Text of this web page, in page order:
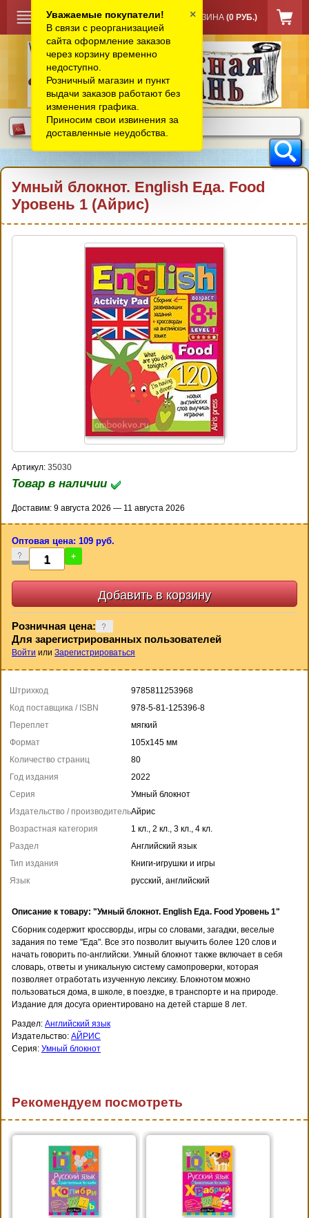
КОРЗИНА (0 РУБ.)
Умный блокнот. English Еда. Food
Уровень 1 (Айрис)
Артикул: 35030
Товар в наличии
Доставим: 9 августа 2026 — 11 августа 2026
Оптовая цена: 109 руб.
- +
Розничная цена:
Для зарегистрированных пользователей
Войти или Зарегистрироваться
Штрихкод
9785811253968
Код поставщика / ISBN
978-5-81-125396-8
Переплет
мягкий
Формат
105x145 мм
Количество страниц
80
Год издания
2022
Серия
Умный блокнот
Издательство / производительАйрис
Возрастная категория
1 кл., 2 кл., 3 кл., 4 кл.
Раздел
Английский язык
Тип издания
Книги-игрушки и игры
Язык
русский, английский
Описание к товару: "Умный блокнот. English Еда. Food Уровень 1"
Сборник содержит кроссворды, игры со словами, загадки, веселые
задания по теме "Еда". Все это позволит выучить более 120 слов и
начать говорить по-английски. Умный блокнот также включает в себя
словарь, ответы и уникальную систему самопроверки, которая
позволяет отработать изученную лексику. Блокнотом можно
пользоваться дома, в школе, в поездке, в транспорте и на природе.
Издание для досуга ориентировано на детей старше 8 лет.
Раздел: Английский язык
Издательство: АЙРИС
Серия: Умный блокнот
Рекомендуем посмотреть
Уважаемые покупатели!
В связи с реорганизацией
сайта оформление заказов
через корзину временно
недоступно.
Розничный магазин и пункт
выдачи заказов работают без
изменения графика.
Приносим свои извинения за
доставленные неудобства.
×